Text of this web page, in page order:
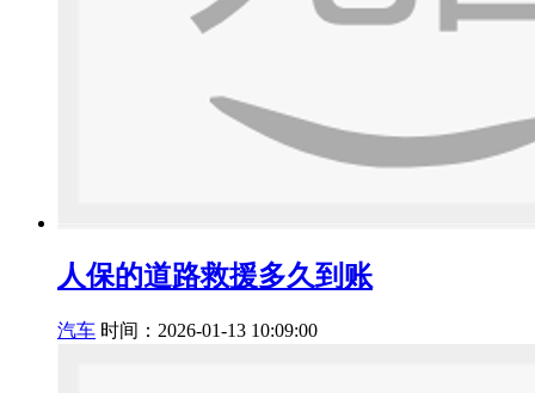
人保的道路救援多久到账
汽车 时间：2026-01-13 10:09:00